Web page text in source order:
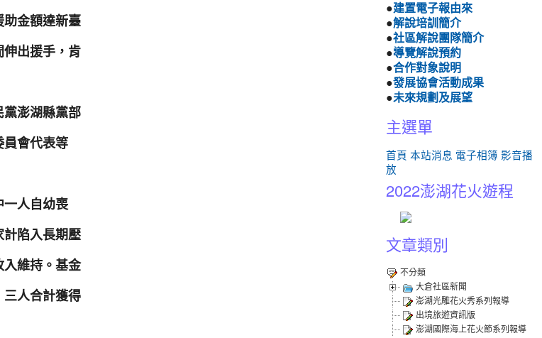
金額達新臺
出援手，肯
澎湖縣黨部
會代表等
人自幼喪
陷入長期壓
維持。基金
人合計獲得
●建置電子報由來
●解說培訓簡介
●社區解說團隊簡介
●導覽解說預約
●合作對象說明
●發展協會活動成果
●未來規劃及展望
主選單
首頁 本站消息 電子相簿 影音播
放
2022澎湖花火遊程
文章類別
不分類
大倉社區新聞
澎湖光雕花火秀系列報導
出境旅遊資訊版
澎湖國際海上花火節系列報導